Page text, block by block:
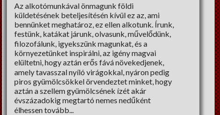
Lelki Pillér
HM tippek
Régiségek
Erős fekete
Cooltúr Koktél
Az alkotómunkával önmagunk földi
küldetésének beteljesítésén kívül ez az, ami
bennünket meghatároz, ez ellen alkotunk. Írunk,
festünk, katákat járunk, olvasunk, művelődünk,
filozofálunk, igyekszünk magunkat, és a
környezetünket inspirálni, az igény magvai
elültetni, hogy aztán erős fává növekedjenek,
amely tavasszal nyíló virágokkal, nyáron pedig
piros gyümölcsökkel örvendeztet minket, hogy
aztán a szellem gyümölcsének ízét akár
évszázadokig megtartó nemes nedűként
élhessen tovább...